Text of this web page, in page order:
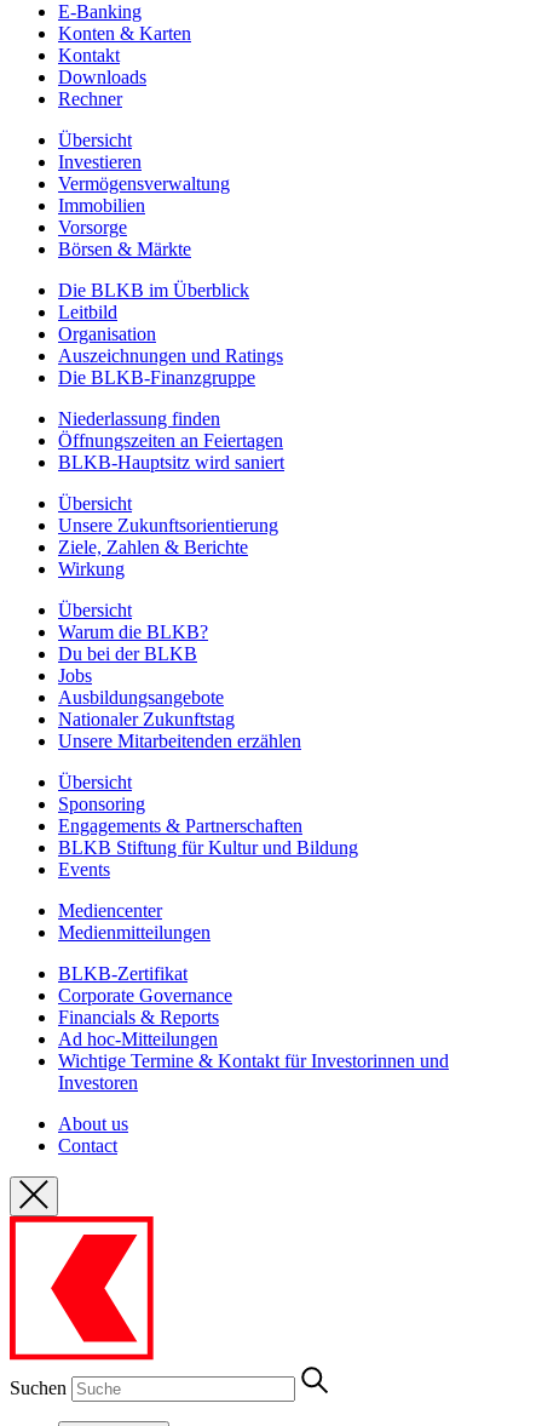
E-Banking
Konten & Karten
Kontakt
Downloads
Rechner
Übersicht
Investieren
Vermögensverwaltung
Immobilien
Vorsorge
Börsen & Märkte
Die BLKB im Überblick
Leitbild
Organisation
Auszeichnungen und Ratings
Die BLKB-Finanzgruppe
Niederlassung finden
Öffnungszeiten an Feiertagen
BLKB-Hauptsitz wird saniert
Übersicht
Unsere Zukunftsorientierung
Ziele, Zahlen & Berichte
Wirkung
Übersicht
Warum die BLKB?
Du bei der BLKB
Jobs
Ausbildungsangebote
Nationaler Zukunftstag
Unsere Mitarbeitenden erzählen
Übersicht
Sponsoring
Engagements & Partnerschaften
BLKB Stiftung für Kultur und Bildung
Events
Mediencenter
Medienmitteilungen
BLKB-Zertifikat
Corporate Governance
Financials & Reports
Ad hoc-Mitteilungen
Wichtige Termine & Kontakt für Investorinnen und
Investoren
About us
Contact
Suchen